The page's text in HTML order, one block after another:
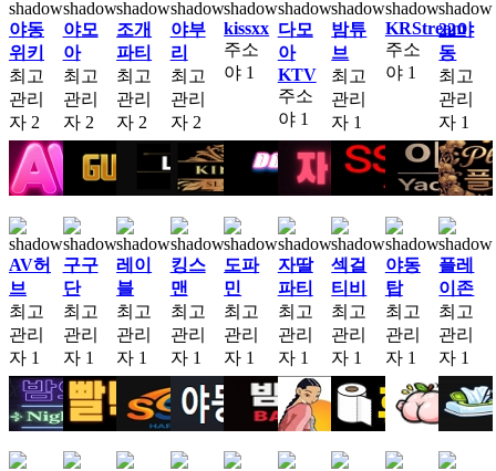
야동
위키
최고
관리
자 2
야모
아
최고
관리
자 2
조개
파티
최고
관리
자 2
야부
리
최고
관리
자 2
kissxx
주소
야 1
다모
아
KTV
주소
야 1
밤튜
브
최고
관리
자 1
KRStream
주소
야 1
22야
동
최고
관리
자 1
AV허
브
최고
관리
자 1
구구
단
최고
관리
자 1
레이
블
최고
관리
자 1
킹스
맨
최고
관리
자 1
도파
민
최고
관리
자 1
자딸
파티
최고
관리
자 1
섹걸
티비
최고
관리
자 1
야동
탑
최고
관리
자 1
플레
이존
최고
관리
자 1